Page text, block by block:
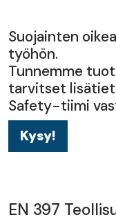
Suojainten
työhön.
Tunnemme
tarvitset
Safety-tiimi
Kysy!
EN 397